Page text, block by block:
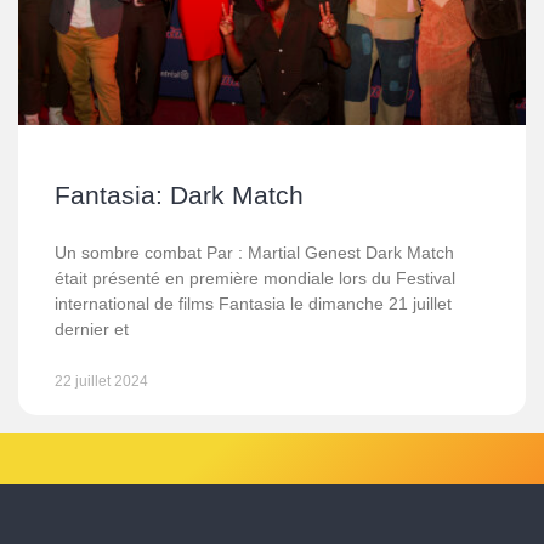
Fantasia: Dark Match
Un sombre combat Par : Martial Genest Dark Match
était présenté en première mondiale lors du Festival
international de films Fantasia le dimanche 21 juillet
dernier et
22 juillet 2024